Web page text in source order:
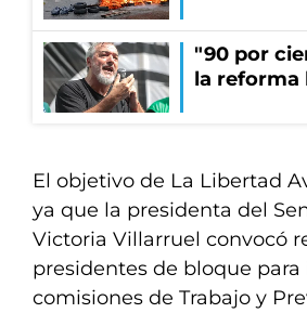
"90 por
la reforma
El objetivo de La Libertad
ya que la presidenta del
Victoria Villarruel convocó
presidentes de bloque
comisiones de Trabajo y